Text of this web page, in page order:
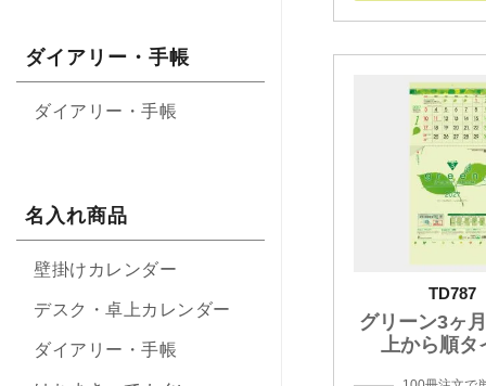
TD787
グリーン3ヶ
上から順
ダイアリー・手帳
ダイアリー・手帳
名入れ商品
壁掛けカレンダー
デスク・卓上カレンダー
ダイアリー・手帳